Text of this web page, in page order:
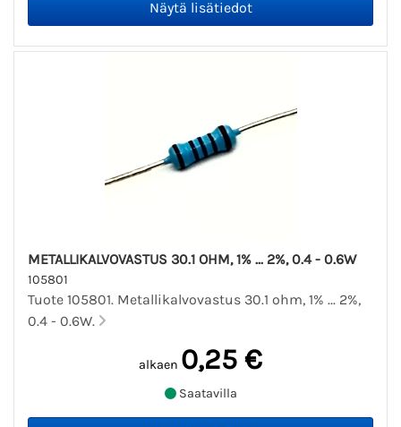
METALLIKALVOVASTUS 30.1 OHM, 1% ... 2%, 0.4 - 0.6W
105801
Tuote 105801. Metallikalvovastus 30.1 ohm, 1% ... 2%,
0.4 - 0.6W.
alkaen 0,25 €
Saatavilla